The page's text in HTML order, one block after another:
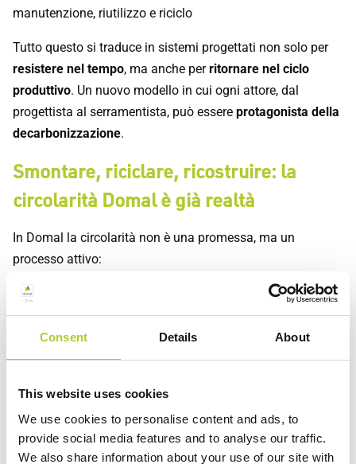
Consent Details About
This website uses cookies
We use cookies to personalise content and ads, to
provide social media features and to analyse our traffic.
We also share information about your use of our site with
manutenzione, riutilizzo e riciclo
Tutto questo si traduce in sistemi progettati non solo per
resistere nel tempo, ma anche perritornare nel ciclo
produttivo. Un nuovo modello in cui ogni attore, dal
progettista al serramentista, può essere protagonista della
decarbonizzazione.
Smontare, riciclare, ricostruire: la
circolarità Domal è già realtà
In Domal la circolarità non è una promessa, ma un
processo attivo:
Smontare
: recuperiamo i sistemi a fine vita dagli edifici
esistenti
negli edifici, chiudendo il cerchio
Vuoi scoprire da vicino cosa significa costruire in modo